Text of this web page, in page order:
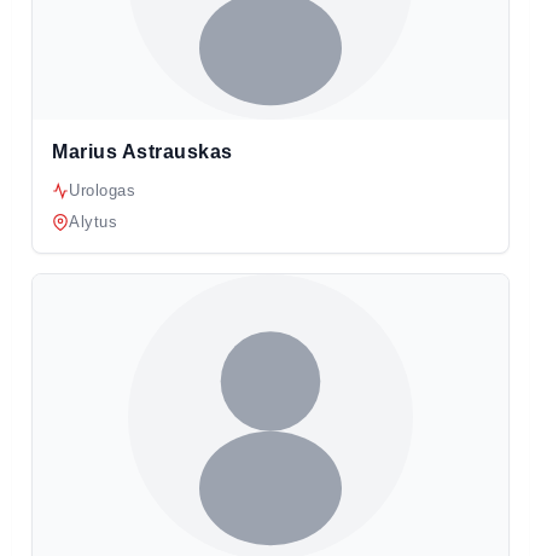
Marius Astrauskas
Urologas
Alytus